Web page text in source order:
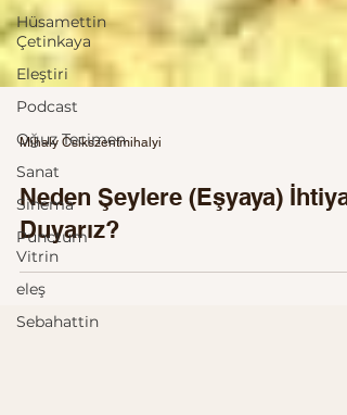
Hüsamettin
Çetinkaya
Eleştiri
Podcast
Oğuz Tecimen
Sanat
Sinema
Punctum
Vitrin
eleş
Sebahattin
Mihaly Csikszentmihalyi
Neden Şeylere (Eşyaya)
Duyarız?